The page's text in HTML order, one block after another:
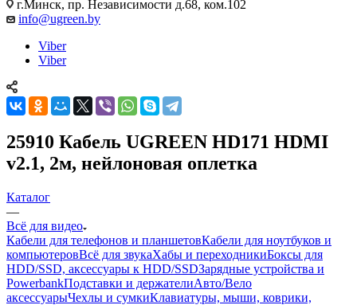
г.Минск, пр. Независимости д.68, ком.102
info@ugreen.by
Viber
Viber
25910 Кабель UGREEN HD171 HDMI
v2.1, 2м, нейлоновая оплетка
Каталог
—
Всё для видео
Кабели для телефонов и планшетовКабели для ноутбуков и
компьютеровВсё для звукаХабы и переходникиБоксы для
HDD/SSD, аксессуары к HDD/SSDЗарядные устройства и
PowerbankПодставки и держателиАвто/Вело
аксессуарыЧехлы и сумкиКлавиатуры, мыши, коврики,